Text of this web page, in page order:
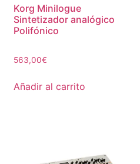
Korg Minilogue
Sintetizador analógico
Polifónico
563,00€
Añadir al carrito